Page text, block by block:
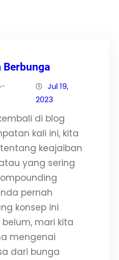
Berbunga
Jul 19,
2023
di blog
kali ini, kita
keajaiban
yang sering
pernah
konsep ini
mari kita
mengenai
dari bunga